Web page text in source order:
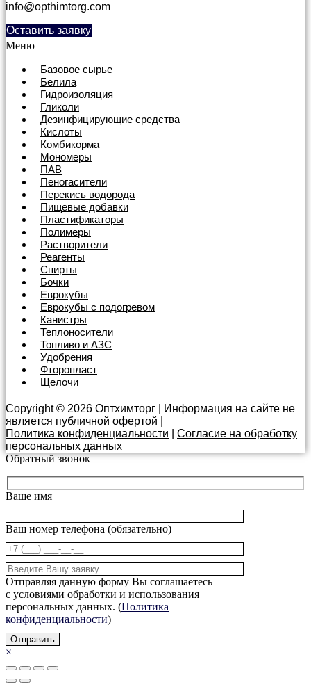
info@opthimtorg.com
Оставить заявку
Меню
Базовое сырье
Белила
Гидроизоляция
Гликоли
Дезинфицирующие средства
Кислоты
Комбикорма
Мономеры
ПАВ
Пеногасители
Перекись водорода
Пищевые добавки
Пластификаторы
Полимеры
Растворители
Реагенты
Спирты
Бочки
Еврокубы
Еврокубы с подогревом
Канистры
Теплоносители
Топливо и АЗС
Удобрения
Фторопласт
Щелочи
Copyright © 2026 Оптхимторг | Информация на сайте не
является публичной офертой |
Политика конфиденциальности
Согласие на обработку
персональных данных
Обратный звонок
Ваше имя
Ваш номер телефона (обязательно)
Отправляя данную форму Вы соглашаетесь
с условиями обработки и использования
персональных данных. (Политика
конфиденциальности)
×